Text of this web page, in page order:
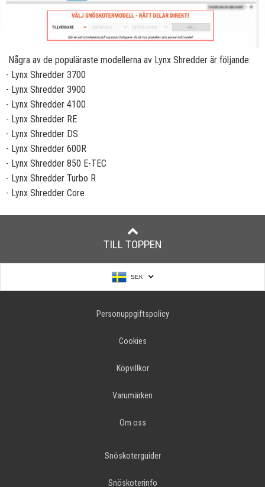
Några av de populäraste modellerna av Lynx Shredder är följande:
- Lynx Shredder 3700
- Lynx Shredder 3900
- Lynx Shredder 4100
- Lynx Shredder RE
- Lynx Shredder DS
- Lynx Shredder 600R
- Lynx Shredder 850 E-TEC
- Lynx Shredder Turbo R
- Lynx Shredder Core
TILL TOPPEN
SEK
Personuppgiftspolicy
Cookies
Köpvillkor
Varumärken
Om oss
Snöskoterguider
Snöskoterinfo